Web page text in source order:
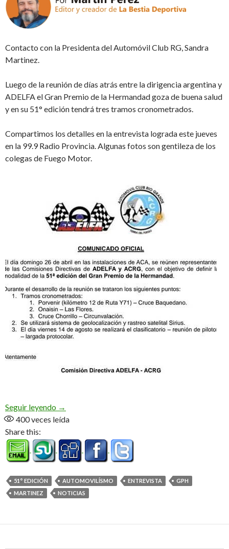
Contacto con la Presidenta del Automóvil Club RG, Sandra
Martinez.
Luego de la reunión de días atrás entre la dirigencia argentina y
ADELFA el Gran Premio de la Hermandad goza de buena salud
y en su 51° edición tendrá tres tramos cronometrados.
Compartimos los detalles en la entrevista lograda este jueves
en la 99.9 Radio Provincia. Algunas fotos son gentileza de los
colegas de Fuego Motor.
Seguir leyendo «Hace tiempo que la carrera necesitaba un
→
400veces leída
Share this:
51° EDICIÓN AUTOMOVILÍSMO ENTREVISTA
GPH
MARTINEZ
NOTICIAS